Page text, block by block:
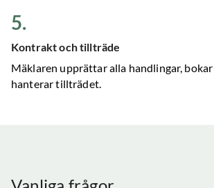
5.
Kontrakt och tillträde
Mäklaren upprättar alla handlingar,
hanterar tillträdet.